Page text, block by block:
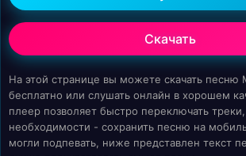
Скачать
На этой странице вы можете скачать песню
бесплатно или слушать онлайн в хорошем
плеер позволяет быстро переключать
необходимости - сохранить песню на
могли подпевать, ниже представлен текст